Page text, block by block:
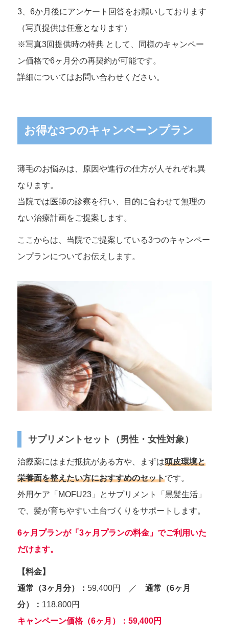
3、6か月後にアンケート回答をお願いしております
（写真提供は任意となります）
※写真3回提供時の特典 として、同様のキャンペー
ン価格で6ヶ月分の再契約が可能です。
詳細についてはお問い合わせください。
お得な3つのキャンペーンプラン
薄毛のお悩みは、原因や進行の仕方が人それぞれ異
なります。
当院では医師の診察を行い、目的に合わせて無理の
ない治療計画をご提案します。
ここからは、当院でご提案している3つのキャンペー
ンプランについてお伝えします。
サプリメントセット（男性・女性対象）
治療薬にはまだ抵抗がある方や、まずは頭皮環境と
栄養面を整えたい方におすすめのセットです。
外用ケア「MOFU23」とサプリメント「黒髪生活」
で、髪が育ちやすい土台づくりをサポートします。
6ヶ月プランが「3ヶ月プランの料金」でご利用いた
だけます。
【料金】
通常（3ヶ月分）： 59,400円 ／ 通常（6ヶ月
分）： 118,800円
キャンペーン価格（6ヶ月）：59,400円